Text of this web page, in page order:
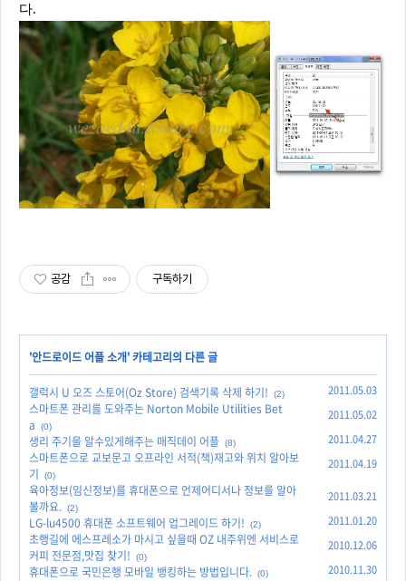
다.
공감 구독하기
'안드로이드 어플 소개' 카테고리의 다른 글
갤럭시 U 오즈 스토어(Oz Store) 검색기록 삭제 하기! (2) 2011.05.03
스마트폰 관리를 도와주는 Norton Mobile Utilities Bet
a
(0)
2011.05.02
생리 주기을 알수있게해주는 매직데이 어플 (8) 2011.04.27
스마트폰으로 교보문고 오프라인 서적(책)재고와 위치 알아보
기
(0)
2011.04.19
육아정보(임신정보)를 휴대폰으로 언제어디서나 정보를 알아
볼까요. (2)
2011.03.21
LG-lu4500 휴대폰 소프트웨어 업그레이드 하기! (2) 2011.01.20
초행길에 에스프레소가 마시고 싶을때 OZ 내주위엔 서비스로
커피 전문점,맛집 찾기!
(0)
2010.12.06
휴대폰으로 국민은행 모바일 뱅킹하는 방법입니다. (0) 2010.11.30